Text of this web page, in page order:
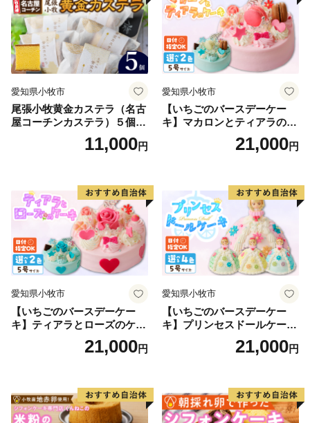
愛知県小牧市
尾張小牧黄金カステラ（名古
屋コーチンカステラ）５個入
名古屋コーチン カステラ ザ
ラメ 常温 愛知県 小牧市 アン
11,000円
愛知県小牧市
【いちごのバースデーケー
キ】マカロンとティアラのケ
ーキ スイーツ 日時指定可 デ
ザート 洋菓子 お取り寄せ 愛
デコレーションケーキ ホー
ルケーキ
21,000円
愛知県小牧市
【いちごのバースデーケー
キ】ティアラとローズのケー
キ スイーツ デザート 洋菓
子 お取り寄せ 愛知県 小牧市
レーション ホールケーキ 日
時指定可
21,000円
愛知県小牧市
【いちごのバースデーケー
キ】プリンセスドールケーキ
日時指定可 スイーツ デザー
ト 洋菓子 お取り寄せ 愛知県
デコレーションケーキ ホー
ルケーキ 人形 かわいい こど
も
21,000円